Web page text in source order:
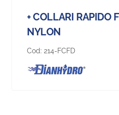
+ COLLARI RAPIDO
NYLON
Cod: 214-FCFD